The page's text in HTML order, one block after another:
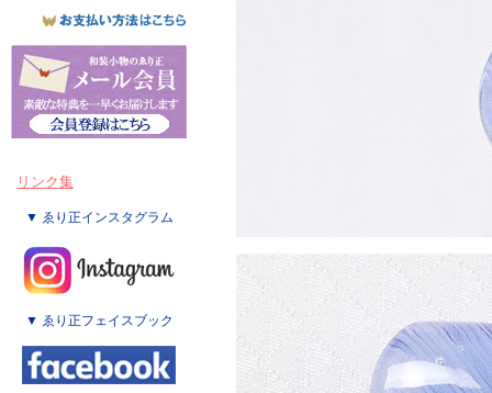
リンク集
▼ ゑり正インスタグラム
▼ ゑり正フェイスブック